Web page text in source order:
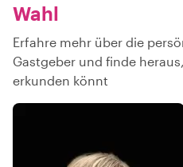
Wahl
Erfahre mehr über die
Gastgeber und finde
erkunden könnt